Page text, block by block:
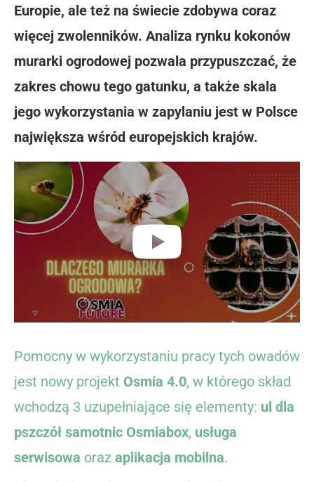
Europie, ale też na świecie zdobywa coraz
więcej zwolenników. Analiza rynku kokonów
murarki ogrodowej pozwala przypuszczać, że
zakres chowu tego gatunku, a także skala
jego wykorzystania w zapylaniu jest w Polsce
największa wśród europejskich krajów.
Pomocny w wykorzystaniu pracy tych owadów
jest nowy projekt Osmia 4.0, w którego skład
wchodzą 3 uzupełniające się elementy: ul dla
pszczół samotnic Osmiabox, usługa
serwisowa oraz aplikacja mobilna.